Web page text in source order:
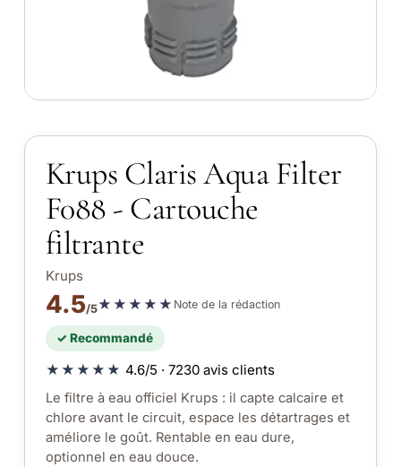
Krups Claris Aqua Filter
F088 - Cartouche
filtrante
Krups
4.5/5★★★★★ Note de la rédaction
✓ Recommandé
★★★★★ 4.6/5 · 7230 avis clients
Le filtre à eau officiel Krups : il capte calcaire et
chlore avant le circuit, espace les détartrages et
améliore le goût. Rentable en eau dure,
optionnel en eau douce.